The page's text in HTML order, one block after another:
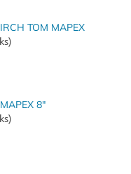
TOM MAPEX
8"